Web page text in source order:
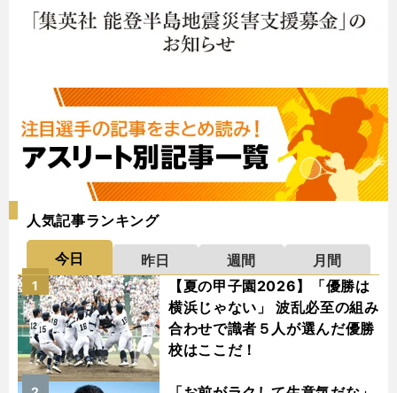
人気記事ランキング
今日 昨日 週間
月間
【夏の甲子園2026】「優勝は
横浜じゃない」 波乱必至の組み
合わせで識者５人が選んだ優勝
校はここだ！
1